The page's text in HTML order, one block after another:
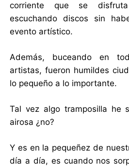
corriente que se
escuchando discos sin
evento artístico.
Además, buceando en
artistas, fueron humildes
lo pequeño a lo importante.
Tal vez algo tramposilla he
airosa ¿no?
Y es en la pequeñez de
día a día, es cuando nos